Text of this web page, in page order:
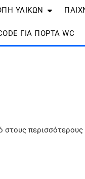
ΥΛΙΚΩΝ
ΓΙΑ ΠΌΡΤΑ WC
στους